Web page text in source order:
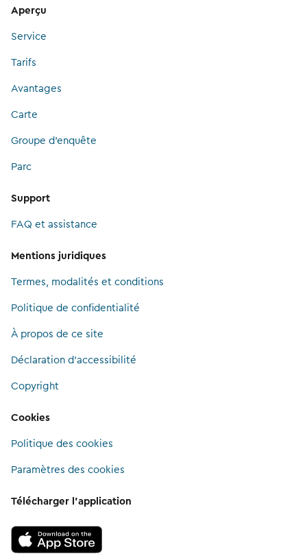
Aperçu
Service
Tarifs
Avantages
Carte
Groupe d’enquête
Parc
Support
FAQ et assistance
Mentions juridiques
Termes, modalités et conditions
Politique de confidentialité
À propos de ce site
Déclaration d'accessibilité
Copyright
Cookies
Politique des cookies
Paramètres des cookies
Télécharger l’application